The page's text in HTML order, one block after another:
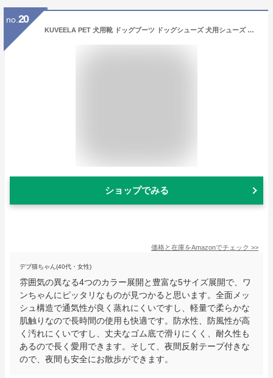
no. 20
KUVEELA PET 犬用靴 ドッグブーツ ドッグシューズ 犬用シューズ 犬靴 レインシューズ 肉球保護 滑り止め 汚れ防止 夜間反射テープ付き 小型犬 中型犬 通気 お出かけ お散歩 ４個入り（レッド 1#）
ショップでみる
価格と在庫をAmazonでチェック >>
デブ猫ちゃん(40代・女性)
雰囲気の異なる4つのカラー展開と豊富な5サイズ展開で、ワ
ンちゃんにピッタリなものが見つかると思います。全面メッ
シュ構造で通気性が良く蒸れにくいですし、軽量で柔らかな
肌触りなので長時間の使用も快適です。防水性、防風性が高
く汚れにくいですし、丈夫なゴム底で滑りにくく、耐久性も
あるので長く愛用できます。そして、夜間反射テープ付きな
ので、夜間も安全にお散歩ができます。